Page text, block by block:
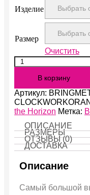
Изделие
Размер
Очистить
Количество
Clockwork
В корзину
Артикул:
the Horizon Метка:
ОПИСАНИЕ
РАЗМЕРЫ
ОТЗЫВЫ (0)
ДОСТАВКА
Описание
Самый большой